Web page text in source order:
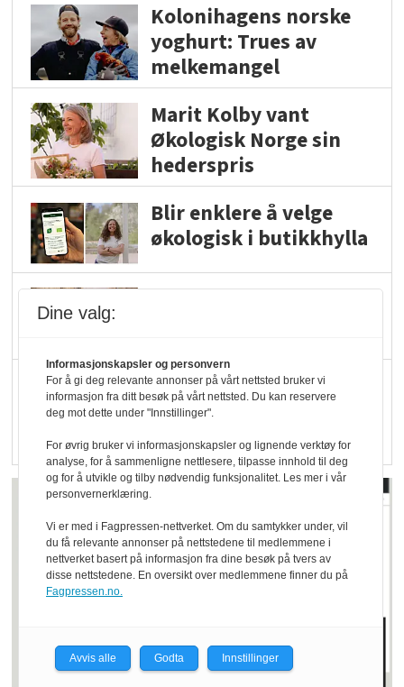
Kolonihagens norske
yoghurt: Trues av
melkemangel
Marit Kolby vant
Økologisk Norge sin
hederspris
Blir enklere å velge
økologisk i butikkhylla
Kolonihagen sliter
Rapport: Økokundene
er klare! Er markedet
det?
Dine valg:
Informasjonskapsler og personvern
For å gi deg relevante annonser på vårt nettsted bruker vi
informasjon fra ditt besøk på vårt nettsted. Du kan reservere
deg mot dette under "Innstillinger".
For øvrig bruker vi informasjonskapsler og lignende verktøy for
analyse, for å sammenligne nettlesere, tilpasse innhold til deg
og for å utvikle og tilby nødvendig funksjonalitet. Les mer i vår
personvernerklæring.
Vi er med i Fagpressen-nettverket. Om du samtykker under, vil
du få relevante annonser på nettstedene til medlemmene i
nettverket basert på informasjon fra dine besøk på tvers av
disse nettstedene. En oversikt over medlemmene finner du på
Fagpressen.no.
Avvis alle Godta Innstillinger